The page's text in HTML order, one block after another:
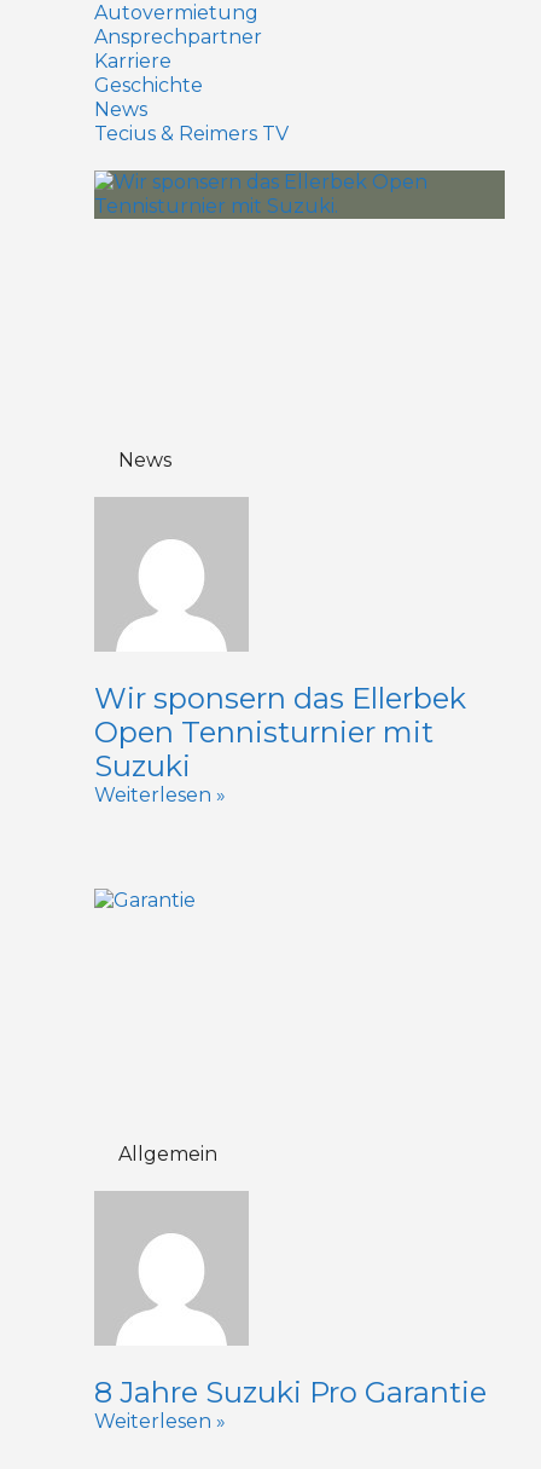
Autovermietung
Ansprechpartner
Karriere
Geschichte
News
Tecius & Reimers TV
News
Wir sponsern das Ellerbek
Open Tennisturnier mit
Suzuki
Weiterlesen »
Allgemein
8 Jahre Suzuki Pro Garantie
Weiterlesen »